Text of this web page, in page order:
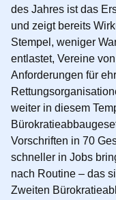
des Jahres ist das
und zeigt bereits
Stempel, weniger
entlastet, Vereine
Anforderungen für
weiter in diesem
Vorschriften in 70
schneller in Jobs
nach Routine – das
Zweiten